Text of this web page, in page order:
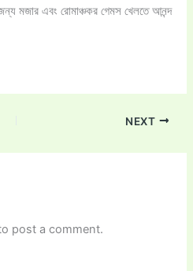
মজার এবং রোমাঞ্চকর গেমস খেলতে আনন্দ
NEXT
post a comment.